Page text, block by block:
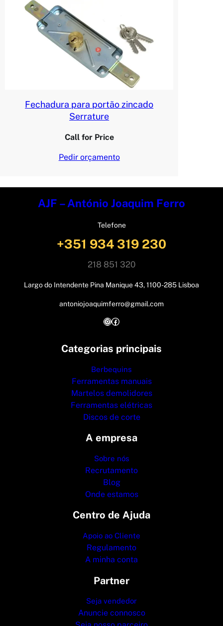
Fechadura para portão zincado
Serrature
Call for Price
Pedir orçamento
AJF – António Joaquim Ferro
Telefone
+351 934 319 230
218 851 320
Largo do Intendente Pina Manique 43, 1100-285 Lisboa
antoniojoaquimferro@gmail.com
InstagramFacebook
Categorias principais
Berbequins
Ferramentas manuais
Martelos demolidores
Ferramentas elétricas
Discos de corte
A empresa
Sobre nós
Recrutamento
Blog
Onde estamos
Centro de Ajuda
Apoio ao Cliente
Regulamento
A minha conta
Partner
Seja vendedor
Anuncie connosco